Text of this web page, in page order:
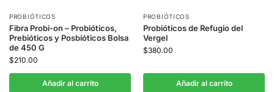
PROBIÓTICOS
Fibra Probi-on – Probióticos,
Prebióticos y Posbióticos Bolsa
de 450 G
$210.00
Añadir al carrito
PROBIÓTICOS
Probióticos de Refugio del
Vergel
$380.00
Añadir al carrito